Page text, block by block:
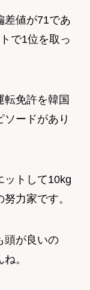
差値が71であ
で1位を取っ
転免許を韓国
ードがあり
ットして10kg
力家です。
頭が良いの
。